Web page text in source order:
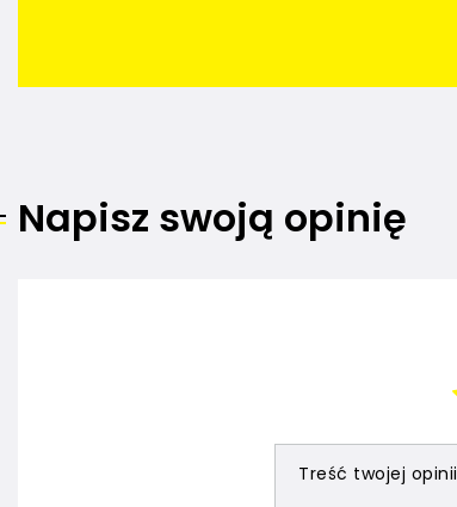
Napisz swoją opinię
Treść twojej opinii